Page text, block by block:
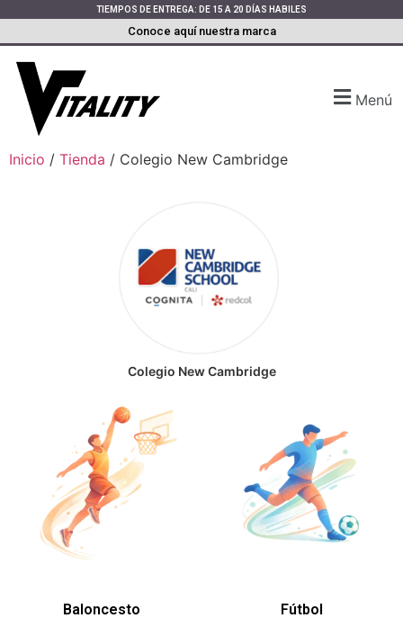
TIEMPOS DE ENTREGA: DE 15 A 20 DÍAS HABILES
Conoce aquí nuestra marca
Menú
Inicio / Tienda / Colegio New Cambridge
Colegio New Cambridge
Baloncesto Fútbol